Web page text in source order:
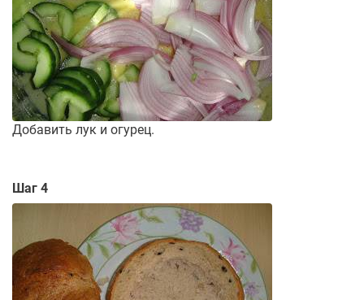
Добавить лук и огурец.
Шаг 4